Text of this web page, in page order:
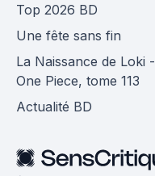
Top 2026 BD
Une fête sans fin
La Naissance de Loki -
One Piece, tome 113
Actualité BD